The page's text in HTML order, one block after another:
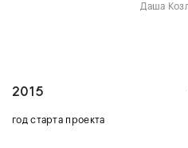
Даша
2015
год старта проекта